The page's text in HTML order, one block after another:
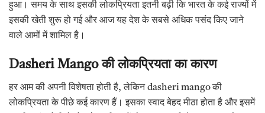
हुआ। समय के साथ इसकी लोकप्रियता इतनी बढ़ी कि भारत के कई राज्यों में
इसकी खेती शुरू हो गई और आज यह देश के सबसे अधिक पसंद किए जाने
वाले आमों में शामिल है।
Dasheri Mangoकी लोकप्रियता का कारण
हर आम की अपनी विशेषता होती है, लेकिन dasheri mango की
लोकप्रियता के पीछे कई कारण हैं। इसका स्वाद बेहद मीठा होता है और इसमें